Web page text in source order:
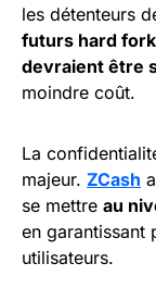
les détenteurs
futurs hard
devraient être
moindre coût.
La
majeur. ZCash
se mettre au
en garantissant
utilisateurs.